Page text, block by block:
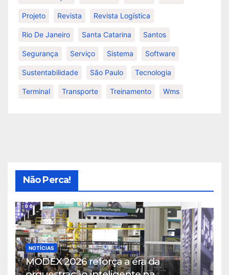
Projeto Revista Revista Logística
Rio De Janeiro Santa Catarina Santos
Segurança Serviço Sistema Software
Sustentabilidade São Paulo Tecnologia
Terminal Transporte Treinamento Wms
Não Perca!
NOTÍCIAS
MODEX 2026 reforça a era da